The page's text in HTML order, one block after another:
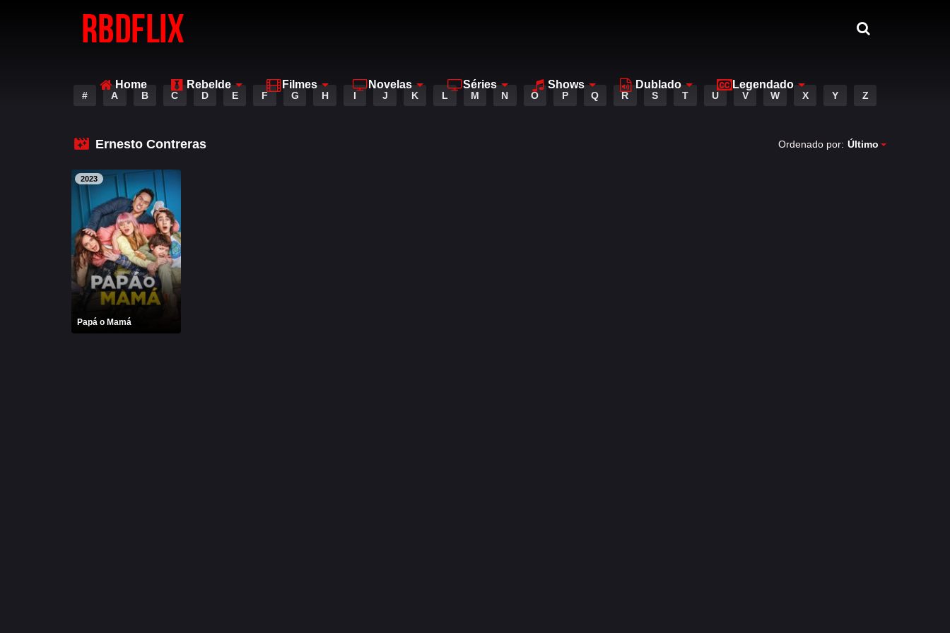
Home Rebelde Filmes Novelas Séries Shows Dublado Legendado
# A B C D E F G H I J K L M N O P Q R S T U V W X Y Z
Ernesto Contreras Ordenado por: Último
2023
Papá o Mamá